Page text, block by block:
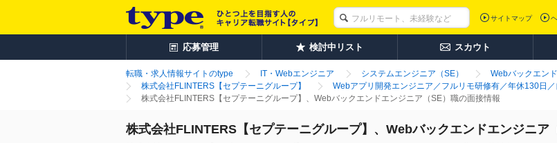
サイトマップ
応募管理 検討中リスト スカウト
転職・求人情報サイトのtype IT・Webエンジニア システムエンジニア（SE）
Webバックエン
株式会社FLINTERS【セプテーニグループ】
Webアプリ開発エンジニア／フルリモ研修有／年休130日
株式会社FLINTERS【セプテーニグループ】、Webバックエンドエンジニア（SE）職の面接情報
株式会社FLINTERS【セプテーニグループ】、Webバックエンドエンジニア